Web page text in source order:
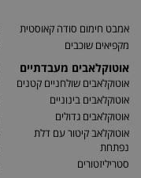
אמבט חימום סודה קאוסטית
מקפיאים שוכבים
אוטוקלאבים מעבדתיים
אוטוקלאבים שולחניים קטנים
אוטוקלאבים בינוניים
אוטוקלאבים גדולים
אוטוקלאב קיטור עם דלת
נפתחת
סטריליזטורים